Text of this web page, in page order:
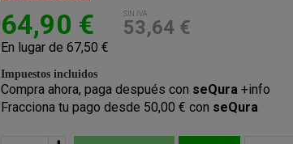
64,90 € SIN IVA
53,64 €
En lugar de 67,50 €
Impuestos incluidos
Compra ahora, paga después con seQura +info
Fracciona tu pago desde 50,00 € con seQura